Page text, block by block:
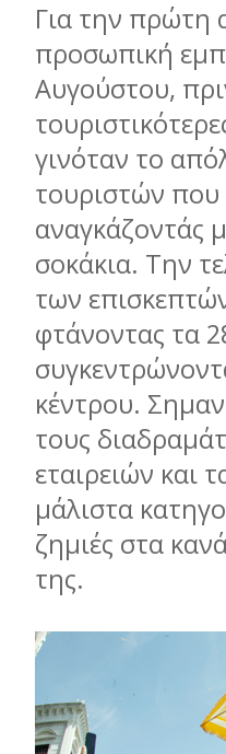
Για την πρώτη
προσωπική
Αυγούστου,
γινόταν το
τουριστών
αναγκάζοντάς
σοκάκια. Την
των
φτάνοντας τα
κέντρου.
τους
εταιρειών και
μάλιστα
ζημιές στα
της.